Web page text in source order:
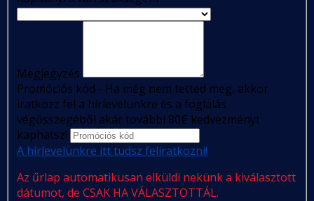
Megjegyzés
Promóciós kód - Ha még nem tetted meg, akkor
iratkozz fel a hírlevelünkre és a foglalás
végösszegéből akár további 80€ kedvezményt
kaphatsz!
A hírlevelünkre itt tudsz feliratkozni!
Az űrlap automatikusan elküldi nekünk a kiválasztott
dátumot, de CSAK HA VÁLASZTOTTÁL.